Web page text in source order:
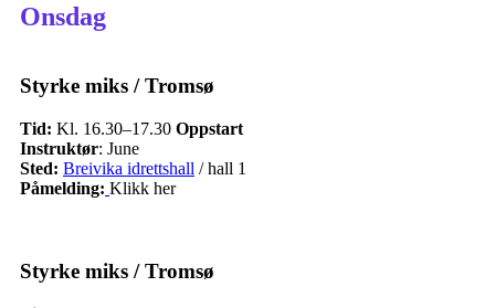
Onsdag
Styrke miks / Tromsø
Tid: Kl. 16.30–17.30 Oppstart
Instruktør: June
Sted: Breivika idrettshall / hall 1
Påmelding: Klikk her
Styrke miks / Tromsø